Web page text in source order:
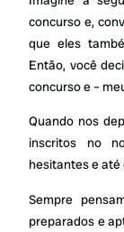
concurso e,
que eles
Então, você
concurso e –
Quando nos
inscritos no
hesitantes e até
Sempre
preparados e